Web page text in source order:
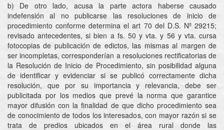
b) De otro lado, acusa la parte actora haberse causado
indefensión al no publicarse las resoluciones de inicio de
procedimiento conforme determina el art 70 del D.S. Nº 29215;
revisado antecedentes, si bien a fs. 50 y vta. y 56 y vta. cursa
fotocopias de publicación de edictos, las mismas al margen de
ser incompletas, corresponderían a resoluciones rectificatorias de
la Resolución de Inicio de Procedimiento, sin posibilidad alguna
de identificar y evidenciar si se publicó correctamente dicha
resolución, que por su importancia y relevancia, debe ser
publicitada por los medios que prevé la norma que garantice
mayor difusión con la finalidad de que dicho procedimiento sea
de conocimiento de todos los interesados, con mayor razón si se
trata de predios ubicados en el área rural donde las